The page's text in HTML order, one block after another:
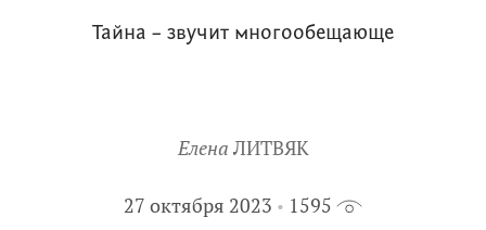
Тайна – звучит многообещающе
Елена ЛИТВЯК
27 октября 2023 1595